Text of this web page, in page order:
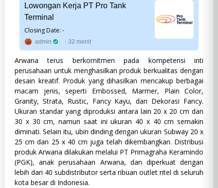
Jurusan,
Lowongan Kerja PT Pro Tank
Terminal
Closing Date: -
admin 32 menit
Arwana terus berkomitmen pada kompetensi inti
perusahaan untuk menghasilkan produk berkualitas dengan
desain kreatif. Produk yang dihasilkan mencakup berbagai
macam jenis, seperti Embossed, Marmer, Plain Color,
Granity, Strata, Rustic, Fancy Kayu, dan Dekorasi Fancy.
Ukuran standar yang diproduksi antara lain 20 x 20 cm dan
30 x 30 cm, namun saat ini ukuran 40 x 40 cm semakin
diminati. Selain itu, ubin dinding dengan ukuran Subway 20 x
25 cm dan 25 x 40 cm juga telah dikembangkan. Distribusi
produk Arwana dilakukan melalui PT Primagraha Keramindo
(PGK), anak perusahaan Arwana, dan diperkuat dengan
lebih dari 40 subdistributor serta ribuan outlet ritel di seluruh
kota besar di Indonesia.